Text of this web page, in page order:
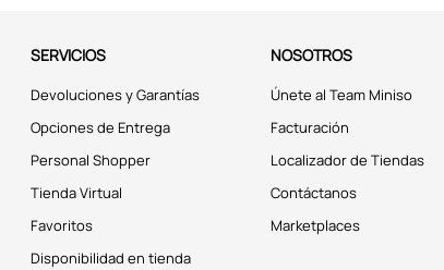
SERVICIOS
Devoluciones y Garantías
Opciones de Entrega
Personal Shopper
Tienda Virtual
Favoritos
Disponibilidad en tienda
NOSOTROS
Únete al Team Miniso
Facturación
Localizador de Tiendas
Contáctanos
Marketplaces